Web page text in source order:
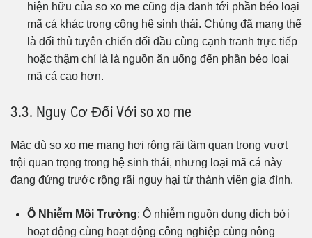
hiện hữu của so xo me cũng địa danh tới phần béo loại
mã cá khác trong cộng hệ sinh thái. Chúng đã mang thể
là đối thủ tuyên chiến đối đầu cùng cạnh tranh trực tiếp
hoặc thậm chí là là nguồn ăn uống đến phần béo loại
mã cá cao hơn.
3.3. Nguy Cơ Đối Với so xo me
Mặc dù so xo me mang hơi rộng rãi tầm quan trọng vượt
trội quan trọng trong hệ sinh thái, nhưng loại mã cá này
đang đứng trước rộng rãi nguy hại từ thành viên gia đình.
Ô Nhiễm Môi Trường: Ô nhiễm nguồn dung dịch bởi
hoạt động cùng hoạt động công nghiệp cùng nông